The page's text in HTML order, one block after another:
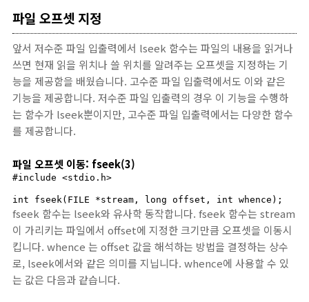
파일 오프셋 지정
앞서 저수준 파일 입출력에서 lseek 함수는 파일의 내용을 읽거나
쓰면 현재 읽을 위치나 쓸 위치를 알려주는 오프셋을 지정하는 기
능을 제공함을 배웠습니다. 고수준 파일 입출력에서도 이와 같은
기능을 제공합니다. 저수준 파일 입출력의 경우 이 기능을 수행하
는 함수가 lseek뿐이지만, 고수준 파일 입출력에서는 다양한 함수
를 제공합니다.
파일 오프셋 이동: fseek(3)
#include <stdio.h>
int fseek(FILE *stream, long offset, int whence);
fseek 함수는 lseek와 유사학 동작합니다. fseek 함수는 stream
이 가리키는 파일에서 offset에 지정한 크기만큼 오프셋을 이동시
킵니다. whence 는 offset 값을 해석하는 방법을 결정하는 상수
로, lseek에서와 같은 의미를 지닙니다. whence에 사용할 수 있
는 값은 다음과 같습니다.